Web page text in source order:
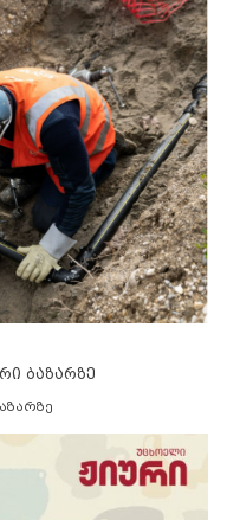
ბაზარზე